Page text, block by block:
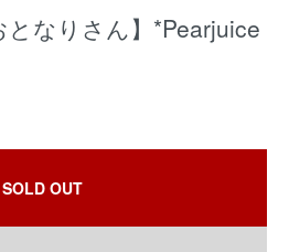
なりさん】*Pearjuice
SOLD OUT